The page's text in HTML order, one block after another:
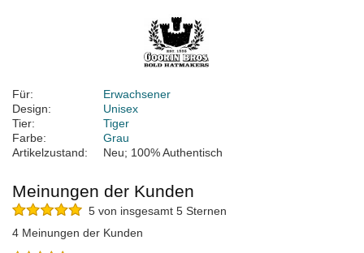
Für:
Erwachsener
Design:
Unisex
Tier:
Tiger
Farbe:
Grau
Artikelzustand:
Neu; 100% Authentisch
Meinungen der Kunden
5 von insgesamt 5 Sternen
4 Meinungen der Kunden